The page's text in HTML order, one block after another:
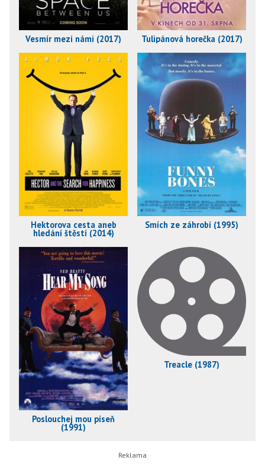
Vesmír mezi námi (2017) Tulipánová horečka (2017)
Hektorova cesta aneb
hledání štěstí (2014)
Smích ze záhrobí (1995)
Poslouchej mou píseň
(1991)
Treacle (1987)